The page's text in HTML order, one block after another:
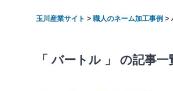
玉川産業サイト > 職人のネーム加工事例 >
「 バートル 」 の記事一